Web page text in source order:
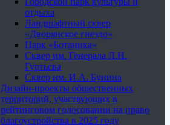
отдыха
Ландшафтный сквер
«Дворянское гнездо»
Парк «Ботаника»
Сквер им. Генерала Л.Н.
Гуртьева
Сквер им. И.А. Бунина
Дизайн-проекты общественных
территорий, участвующих в
рейтинговом голосовании на право
благоустройства в 2025 году